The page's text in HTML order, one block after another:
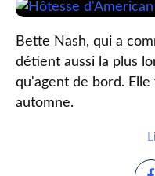
Bette Nash, qui a
détient aussi la plus
qu'agent de bord.
automne.